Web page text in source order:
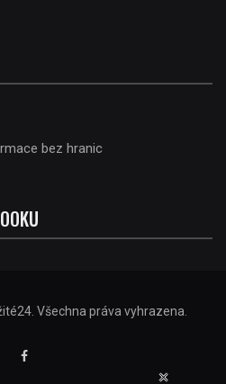
bez hranic
Všechna práva vyhrazena.